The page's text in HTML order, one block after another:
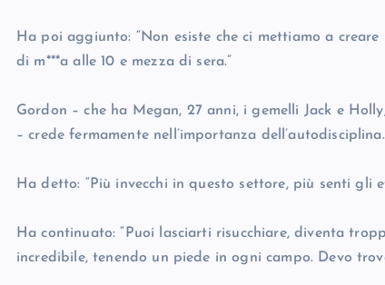
Ha poi aggiunto: “Non esiste che ci mettiamo a
di m***a alle 10 e mezza di sera.”
Gordon – che ha Megan, 27 anni, i gemelli Jack e
– crede fermamente nell’importanza dell’autodisciplina.
Ha detto: “Più invecchi in questo settore, più senti
Ha continuato: “Puoi lasciarti risucchiare, diventa
incredibile, tenendo un piede in ogni campo. Devo